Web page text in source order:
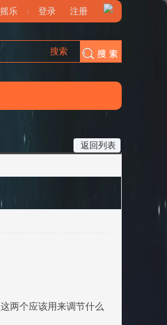
乐 登录 注册
搜索
返回列表
两个应该用来调节什么